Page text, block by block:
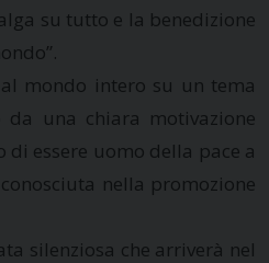
su tutto e la benedizione
al mondo intero su un tema
una chiara motivazione
di essere uomo della pace a
nella promozione
silenziosa che arriverà nel